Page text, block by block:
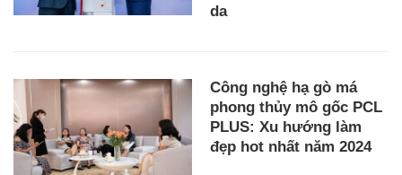
da
Công nghệ hạ gò má
phong thủy mô gốc PCL
PLUS: Xu hướng làm
đẹp hot nhất năm 2024